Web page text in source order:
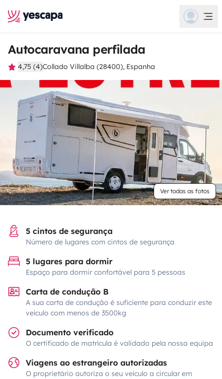
Autocaravana perfilada
4,75 (4)Collado Villalba (28400), Espanha
Ver todas as fotos
5 cintos de segurança
Número de lugares com cintos de segurança
5 lugares para dormir
Espaço para dormir confortável para 5 pessoas
Carta de condução B
A sua carta de condução é suficiente para conduzir este
veículo com menos de 3500kg
Documento verificado
O certificado de matrícula é validado pela nossa equipa
Viagens ao estrangeiro autorizadas
O proprietário autoriza o seu veículo a circular em